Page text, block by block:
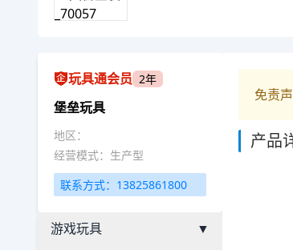
玩具通会员 2年
堡垒玩具
地区：
经营模式：生产型
联系方式：13825861800
游戏玩具
▼
免责
产品